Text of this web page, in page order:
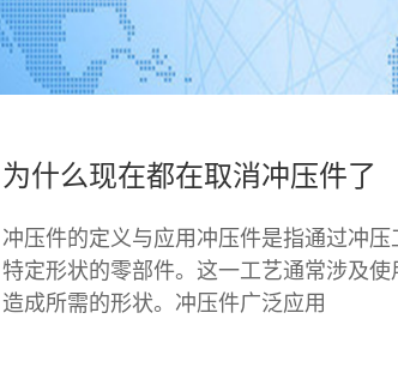
为什么现在都在取消冲压件了
冲压件的定义与应用冲压件是指通过冲
特定形状的零部件。这一工艺通常涉及
造成所需的形状。冲压件广泛应用